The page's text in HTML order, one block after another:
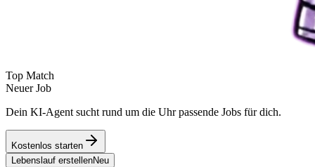
Top Match
Neuer Job
Dein KI-Agent sucht rund um die Uhr passende Jobs für dich.
Kostenlos starten
Lebenslauf erstellenNeu